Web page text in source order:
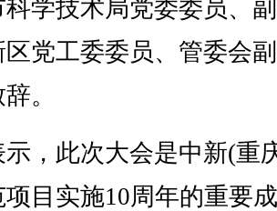
技术局党委委员、副
党工委委员、管委会
。
此次大会是中新(重
目实施10周年的重要